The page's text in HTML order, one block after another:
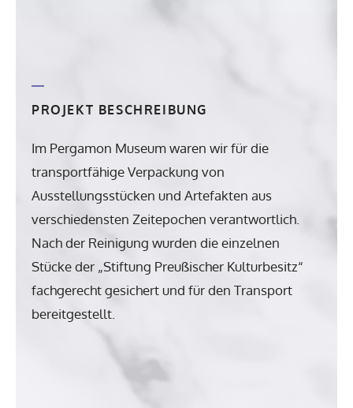
PROJEKT BESCHREIBUNG
Im Pergamon Museum waren wir für die
transportfähige Verpackung von
Ausstellungsstücken und Artefakten aus
verschiedensten Zeitepochen verantwortlich.
Nach der Reinigung wurden die einzelnen
Stücke der „Stiftung Preußischer Kulturbesitz“
fachgerecht gesichert und für den Transport
bereitgestellt.